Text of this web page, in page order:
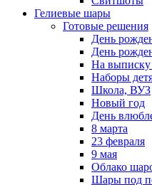
Гелиевые шары
Готовые решения
День
День
На выписку
Наборы
Школа, ВУЗ
Новый год
День
8 марта
23 февраля
9 мая
Облако
Шары под